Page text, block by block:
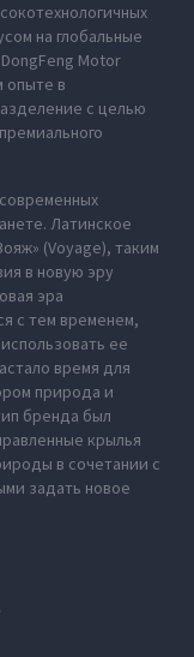
на глобальные
Motor
опыте в
с целью
Латинское
(Voyage), таким
в новую эру
эра
с тем временем,
ее
время для
природа и
бренда был
крылья
в сочетании с
задать новое